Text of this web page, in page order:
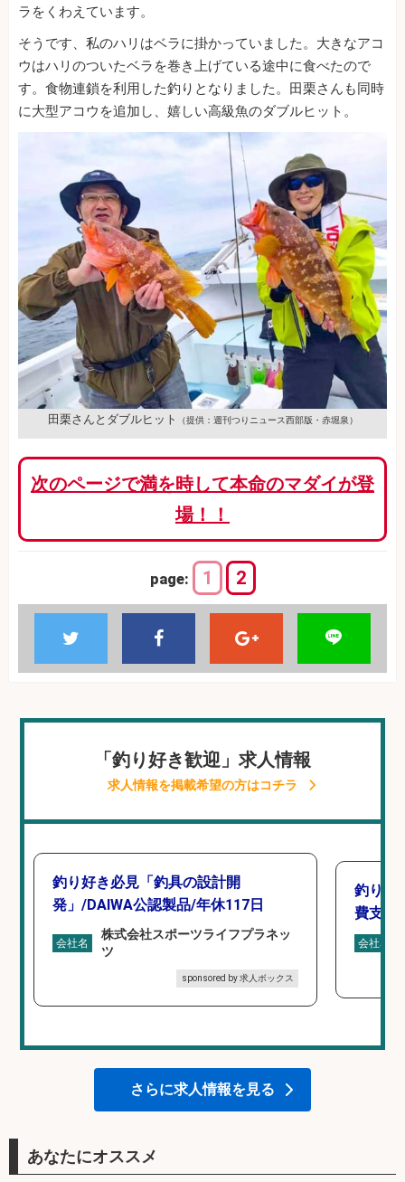
ラをくわえています。
そうです、私のハリはベラに掛かっていました。大きなアコ
ウはハリのついたベラを巻き上げている途中に食べたので
す。食物連鎖を利用した釣りとなりました。田栗さんも同時
に大型アコウを追加し、嬉しい高級魚のダブルヒット。
田栗さんとダブルヒット （提供：週刊つりニュース西部版・赤堀泉）
次のページで満を時して本命のマダイが登
場！！
page: 1 2
「釣り好き歓迎」求人情報
求人情報を掲載希望の方はコチラ
釣り好き必見「釣具の設計開
発」/DAIWA公認製品/年休117日
会社名
株式会社スポーツライフプラネッ
ツ
sponsored by 求人ボックス
釣り具
費支給
会社名
さらに求人情報を見る
あなたにオススメ